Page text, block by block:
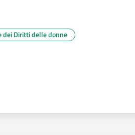
dei Diritti delle donne